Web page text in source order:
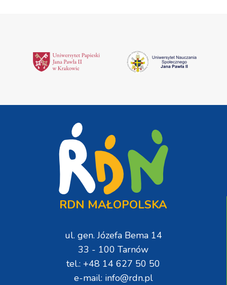
RDN MAŁOPOLSKA
ul. gen. Józefa Bema 14
33 - 100 Tarnów
tel.: +48 14 627 50 50
e-mail: info@rdn.pl